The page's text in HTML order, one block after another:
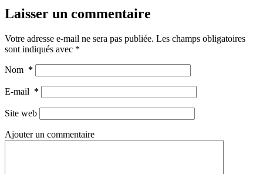
Laisser un commentaire
Votre adresse e-mail ne sera pas publiée. Les champs obligatoires
sont indiqués avec *
Nom *
E-mail *
Site web
Ajouter un commentaire